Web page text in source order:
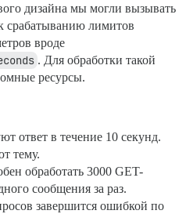
дизайна мы могли вызывать
срабатыванию лимитов
вроде
. Для обработки такой
ресурсы.
ответ в течение 10 секунд.
тему.
обработать 3000 GET-
сообщения за раз.
завершится ошибкой по